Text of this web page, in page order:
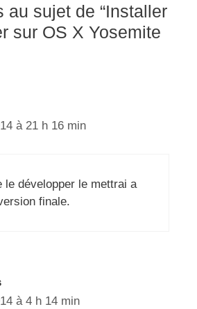
au sujet de “Installer
sur OS X Yosemite
à 21 h 16 min
le développer le mettrai a
finale.
à 4 h 14 min